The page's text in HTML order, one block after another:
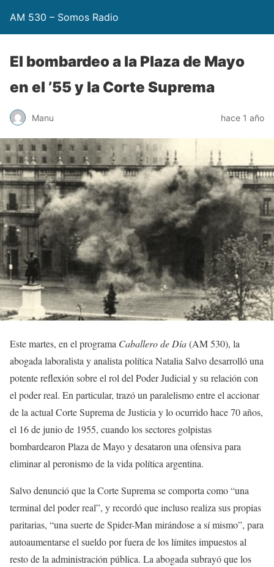
AM 530 – Somos Radio
El bombardeo a la Plaza de Mayo
en el ’55 y la Corte Suprema
Manu hace 1 año
Este martes, en el programa Caballero de Día(AM 530), la
abogada laboralista y analista política Natalia Salvo desarrolló una
potente reflexión sobre el rol del Poder Judicial y su relación con
el poder real. En particular, trazó un paralelismo entre el accionar
de la actual Corte Suprema de Justicia y lo ocurrido hace 70 años,
el 16 de junio de 1955, cuando los sectores golpistas
bombardearon Plaza de Mayo y desataron una ofensiva para
eliminar al peronismo de la vida política argentina.
Salvo denunció que la Corte Suprema se comporta como “una
terminal del poder real”, y recordó que incluso realiza sus propias
paritarias, “una suerte de Spider-Man mirándose a sí mismo”, para
autoaumentarse el sueldo por fuera de los límites impuestos al
resto de la administración pública. La abogada subrayó que los